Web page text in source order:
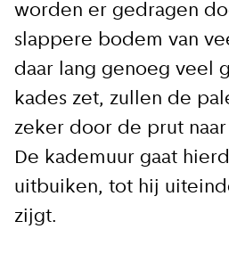
E-mailadres
Hoe vaak wil je
Bij elk nieuw
worden er gedragen
slappere bodem van
daar lang genoeg veel
kades zet, zullen de
zeker door de prut
De kademuur gaat
uitbuiken, tot hij
zijgt.